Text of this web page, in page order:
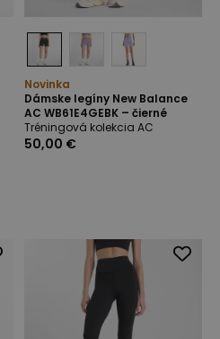
Novinka
Dámske legíny New Balance
AC WB61E4GEBK – čierné
Tréningová kolekcia AC
50,00 €